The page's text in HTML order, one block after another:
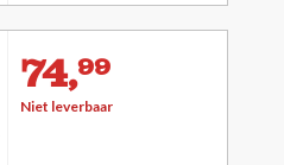
74,99
Niet leverbaar